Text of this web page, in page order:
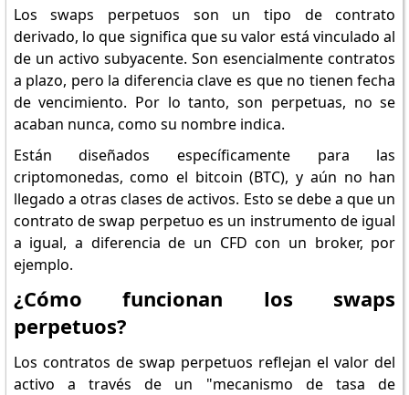
Los swaps perpetuos son un tipo de contrato
derivado, lo que significa que su valor está vinculado al
de un activo subyacente. Son esencialmente contratos
a plazo, pero la diferencia clave es que no tienen fecha
de vencimiento. Por lo tanto, son perpetuas, no se
acaban nunca, como su nombre indica.
Están diseñados específicamente para las
criptomonedas, como el bitcoin (BTC), y aún no han
llegado a otras clases de activos. Esto se debe a que un
contrato de swap perpetuo es un instrumento de igual
a igual, a diferencia de un CFD con un broker, por
ejemplo.
¿Cómo funcionan los swaps
perpetuos?
Los contratos de swap perpetuos reflejan el valor del
activo a través de un "mecanismo de tasa de